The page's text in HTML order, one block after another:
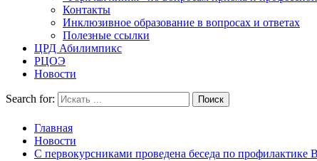
Контакты
Инклюзивное образование в вопросах и ответах
Полезные ссылки
ЦРД Абилимпикс
РЦОЭ
Новости
Search for:
Главная
Новости
С первокурсниками проведена беседа по